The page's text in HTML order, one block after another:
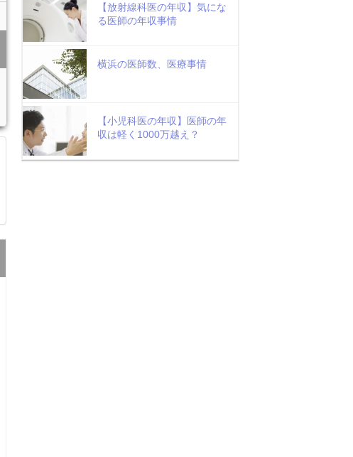
【放射線科医の年収】気にな
る医師の年収事情
横浜の医師数、医療事情
【小児科医の年収】医師の年
収は軽く1000万越え？